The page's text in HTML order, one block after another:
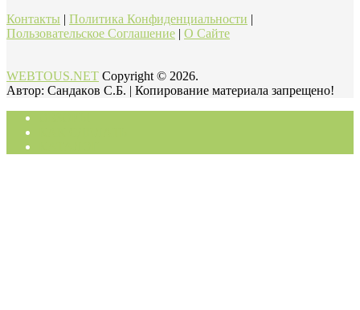
Контакты | Политика Конфиденциальности |
Пользовательское Соглашение | О Сайте
WEBTOUS.NET Copyright © 2026.
Автор: Cандaкoв C.Б. | Копирование материала запрещено!